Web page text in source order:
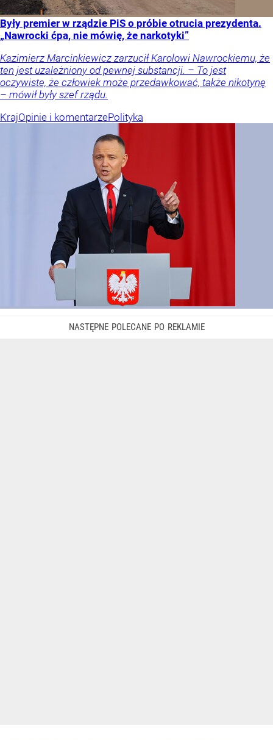
Były premier w rządzie PiS o próbie otrucia prezydenta.
„Nawrocki ćpa, nie mówię, że narkotyki”
Kazimierz Marcinkiewicz zarzucił Karolowi Nawrockiemu, że
ten jest uzależniony od pewnej substancji. – To jest
oczywiste, że człowiek może przedawkować, także nikotynę
– mówił były szef rządu.
KrajOpinie i komentarzePolityka